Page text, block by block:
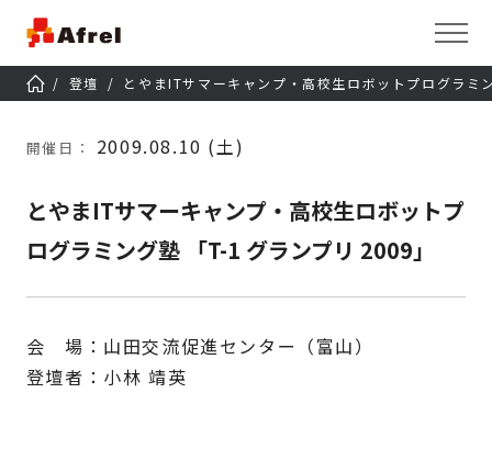
登壇 とやまITサマーキャンプ・高校生ロボットプログラ
開催日： 2009.08.10 (土)
とやまITサマーキャンプ・高校生ロボットプ
ログラミング塾 「T-1 グランプリ 2009」
会 場：山田交流促進センター（富山）
登壇者：小林 靖英